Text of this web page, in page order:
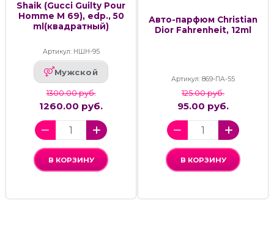
Shaik (Gucci Guilty Pour
Homme M 69), edp., 50
ml(квадратный)
Артикул: НШН-95
Мужской
1300.00 руб.
1260.00 руб.
В КОРЗИНУ
Авто-парфюм Christian
Dior Fahrenheit, 12ml
Артикул: 869-ПА-55
125.00 руб.
95.00 руб.
В КОРЗИНУ